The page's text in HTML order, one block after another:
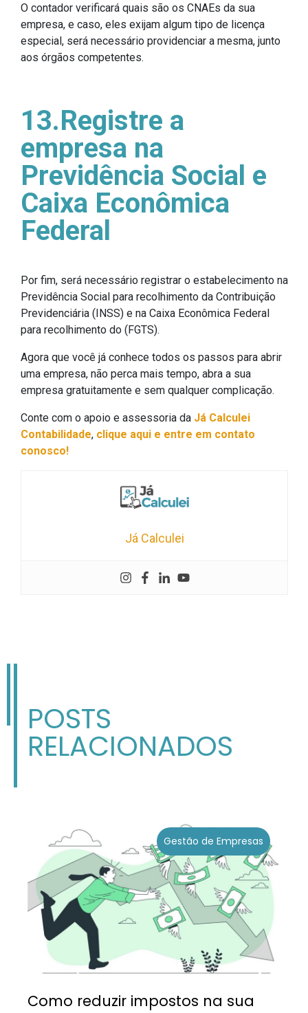
O contador verificará quais são os CNAEs da sua
empresa, e caso, eles exijam algum tipo de licença
especial, será necessário providenciar a mesma, junto
aos órgãos competentes.
13.Registre a
empresa na
Previdência Social e
Caixa Econômica
Federal
Por fim, será necessário registrar o estabelecimento na
Previdência Social para recolhimento da Contribuição
Previdenciária (INSS) e na Caixa Econômica Federal
para recolhimento do (FGTS).
Agora que você já conhece todos os passos para abrir
uma empresa, não perca mais tempo, abra a sua
empresa gratuitamente e sem qualquer complicação.
Conte com o apoio e assessoria da Já Calculei
Contabilidade, clique aqui e entre em contato
conosco!
Já Calculei
POSTS
RELACIONADOS
Gestão de Empresas
Como reduzir impostos na sua